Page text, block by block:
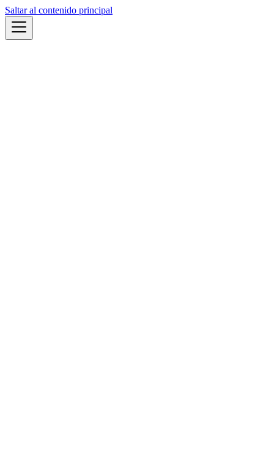
Saltar al contenido principal